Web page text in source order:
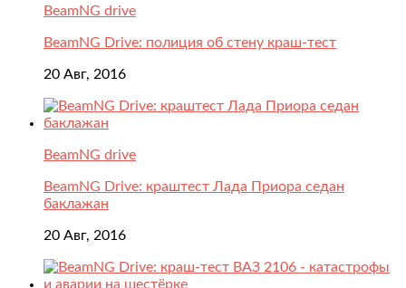
BeamNG drive
BeamNG Drive: полиция об стену краш-тест
20 Авг, 2016
BeamNG drive
BeamNG Drive: краштест Лада Приора седан
баклажан
20 Авг, 2016